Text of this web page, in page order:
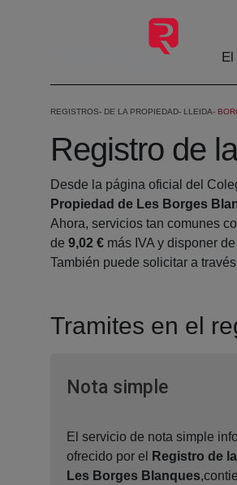
Salta al contingut principal
REGISTROS DE LA PROPIEDAD LLEIDA
Registro de
Desde la página oficial del
Propiedad de Les Borges
Ahora, servicios tan comunes
de 9,02 € más IVA y disponer
También puede solicitar a
Tramites en el
Nota simpleVentana
El servicio de nota simple
ofrecido por el
Registro de
Les Borges Blanques